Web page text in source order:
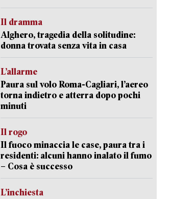
Il dramma
Alghero, tragedia della solitudine:
donna trovata senza vita in casa
L’allarme
Paura sul volo Roma-Cagliari, l’aereo
torna indietro e atterra dopo pochi
minuti
Il rogo
Il fuoco minaccia le case, paura tra i
residenti: alcuni hanno inalato il fumo
– Cosa è successo
L’inchiesta